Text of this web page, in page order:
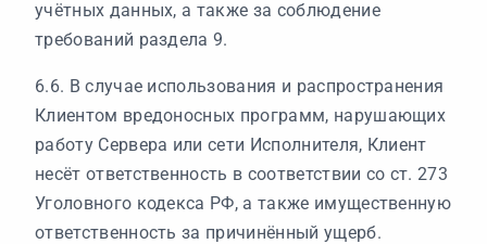
учётных данных, а также за соблюдение
требований раздела 9.
6.6. В случае использования и распространения
Клиентом вредоносных программ, нарушающих
работу Сервера или сети Исполнителя, Клиент
несёт ответственность в соответствии со ст. 273
Уголовного кодекса РФ, а также имущественную
ответственность за причинённый ущерб.